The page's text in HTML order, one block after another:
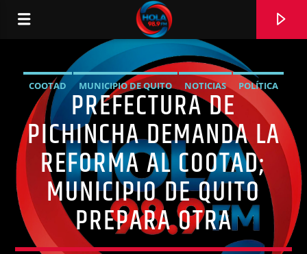
RADIO HOLA
0:00
COOTAD MUNICIPIO DE QUITO NOTICIAS
POLÍTICA
PREFECTURA DE PICHINCHA
PREFECTURA DE
PICHINCHA DEMANDA LA
REFORMA AL COOTAD;
MUNICIPIO DE QUITO
PREPARA OTRA